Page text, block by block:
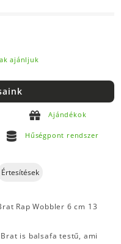
ajánljuk
Ajándékok
Hűségpont rendszer
Értesítések
Rap Wobbler 6 cm 13
is balsafa testű, ami